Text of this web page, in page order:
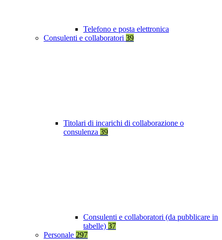
Telefono e posta elettronica
Consulenti e collaboratori 39
Titolari di incarichi di collaborazione o
consulenza 39
Consulenti e collaboratori (da pubblicare in
tabelle) 37
Personale 297